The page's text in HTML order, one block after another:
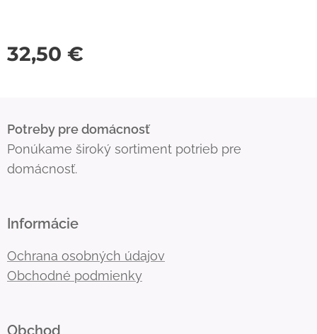
32,50 €
Potreby pre domácnosť
Ponúkame široký sortiment potrieb pre
domácnosť.
Informácie
Ochrana osobných údajov
Obchodné podmienky
Obchod